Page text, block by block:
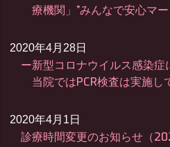
療機関」”みんなで安心マ
ー新型コロナウイルス感染症
当院ではPCR検査は実施し
2020年4月28日
診療時間変更のお知らせ（
2020年4月1日